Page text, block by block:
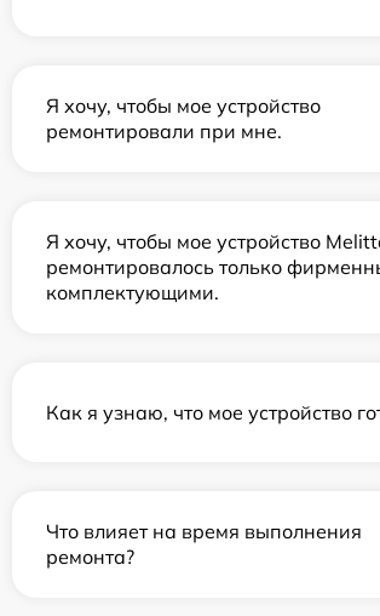
Я хочу, чтобы мое устройство
ремонтировали при мне.
Я хочу, чтобы мое устройство
ремонтировалось только
комплектующими.
Как я узнаю, что мое устройство
Что влияет на время выполнения
ремонта?